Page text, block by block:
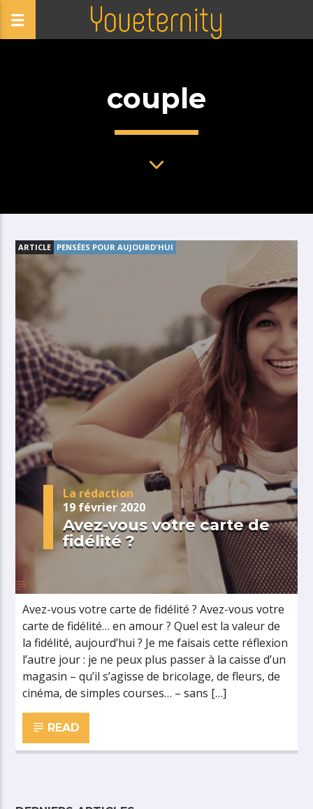
couple
ARTICLE PENSÉES POUR AUJOURD'HUI
La rédaction
19 février 2020
Avez-vous votre carte de
fidélité ?
Avez-vous votre carte de fidélité ? Avez-vous votre
carte de fidélité… en amour ? Quel est la valeur de
la fidélité, aujourd’hui ? Je me faisais cette réflexion
l’autre jour : je ne peux plus passer à la caisse d’un
magasin – qu’il s’agisse de bricolage, de fleurs, de
cinéma, de simples courses… – sans […]
READ